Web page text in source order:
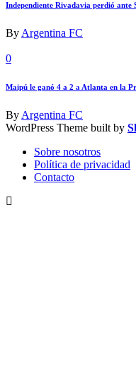
Independiente Rivadavia perdió ante
By Argentina FC
0
Maipú le ganó 4 a 2 a Atlanta en la
By Argentina FC
WordPress Theme built by
Sobre nosotros
Política de privacidad
Contacto